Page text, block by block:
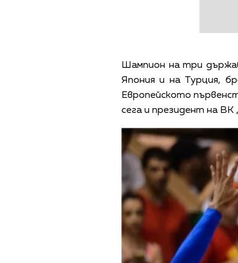
Шампион на три
Япония и на Турция,
Европейското
сега и президент на ВК